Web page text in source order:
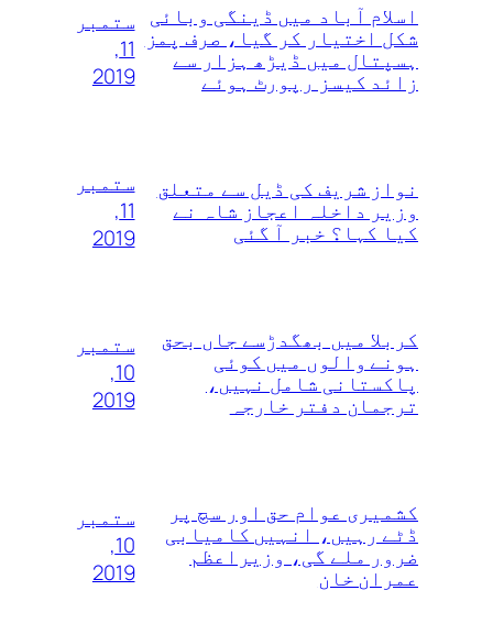
اسلام آباد میں ڈینگی وبائی
شکل اختیار کر گیا، صرف پمز
ہسپتال میں ڈیڑھ ہزار سے
زائد کیسز رپورٹ ہوئے
ستمبر
11,
2019
نواز شریف کی ڈیل سے متعلق
وزیر داخلہ اعجاز شاہ نے
کیا کہا؟ خبر آ گئی
ستمبر
11,
2019
کربلا میں بھگدڑسے جاں بحق
ہونے والوں میں کوئی
پاکستانی شامل نہیں،
ترجمان دفتر خارجہ
ستمبر
10,
2019
کشمیری عوام حق اور سچ پر
ڈٹے رہیں، انہیں کامیابی
ضرور ملے گی، وزیراعظم
عمران خان
ستمبر
10,
2019